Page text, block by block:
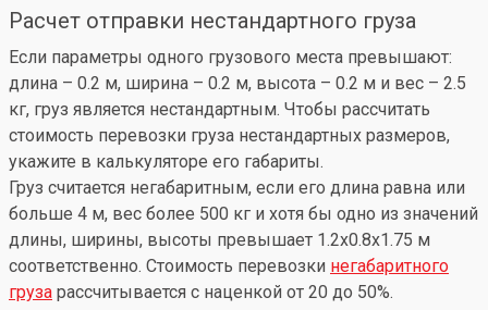
Расчет отправки нестандартного груза
Если параметры одного грузового места превышают:
длина – 0.2 м, ширина – 0.2 м, высота – 0.2 м и вес – 2.5
кг, груз является нестандартным. Чтобы рассчитать
стоимость перевозки груза нестандартных размеров,
укажите в калькуляторе его габариты.
Груз считается негабаритным, если его длина равна или
больше 4 м, вес более 500 кг и хотя бы одно из значений
длины, ширины, высоты превышает 1.2x0.8x1.75 м
соответственно. Стоимость перевозки негабаритного
груза рассчитывается с наценкой от 20 до 50%.